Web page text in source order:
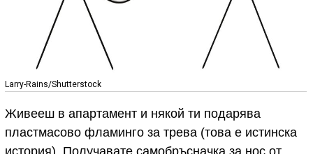
Larry-Rains/Shutterstock
Живееш в апартамент и някой ти подарява
пластмасово фламинго за трева (това е истинска
история). Получавате самобръсначка за нос от